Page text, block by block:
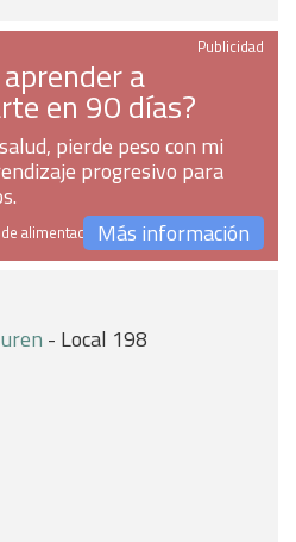
Publicidad
a
en 90 días?
pierde peso con mi
progresivo para
alimentaciónMás información
- Local 198